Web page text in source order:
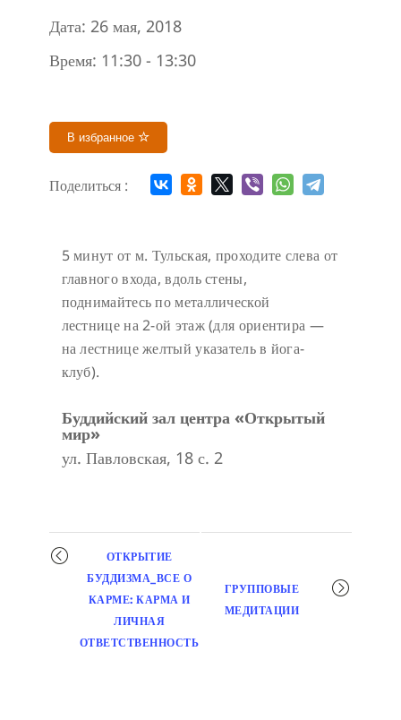
Дата: 26 мая, 2018
Время: 11:30 - 13:30
В избранное
Поделиться :
5 минут от м. Тульская, проходите слева от
главного входа, вдоль стены,
поднимайтесь по металлической
лестнице на 2-ой этаж (для ориентира —
на лестнице желтый указатель в йога-
клуб).
Буддийский зал центра «Открытый
мир»
ул. Павловская, 18 с. 2
Мероприятие
навигация
ОТКРЫТИЕ
БУДДИЗМА_ВСЕ О
КАРМЕ: КАРМА И
ЛИЧНАЯ
ОТВЕТСТВЕННОСТЬ
ГРУППОВЫЕ
МЕДИТАЦИИ